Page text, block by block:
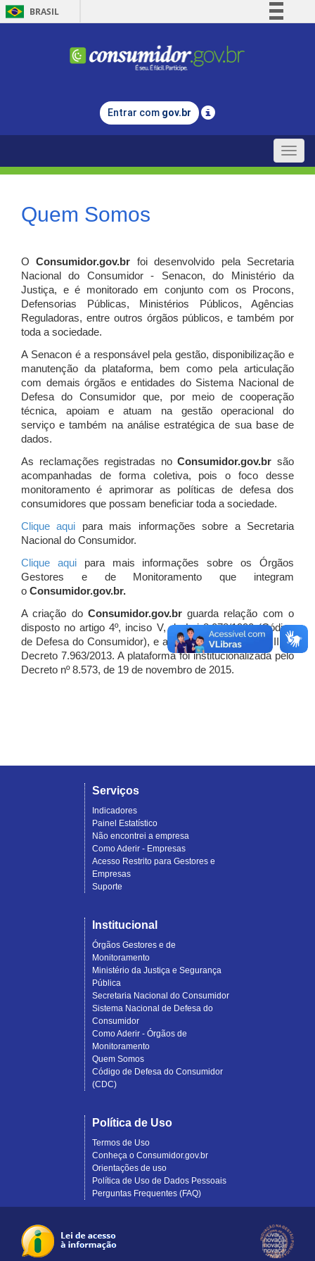
BRASIL
Comunica BR
Legislação
Entrar com gov.br
Toggle
Quem Somos
OConsumidor.gov.br
foi desenvolvido pela Secretaria
Nacional do Consumidor - Senacon, do Ministério da
Justiça, e é monitorado em conjunto com os Procons,
Defensorias Públicas, Ministérios Públicos, Agências
Reguladoras, entre outros órgãos públicos, e também por
toda a sociedade.
A Senacon é a responsável pela gestão, disponibilização e
manutenção da plataforma, bem como pela articulação
com demais órgãos e entidades do Sistema Nacional de
Defesa do Consumidor que, por meio de cooperação
técnica, apoiam e atuam na gestão operacional do
serviço e também na análise estratégica de sua base de
dados.
As reclamações registradas noConsumidor.gov.br são
acompanhadas de forma coletiva, pois o foco desse
monitoramento é aprimorar as políticas de defesa dos
consumidores que possam beneficiar toda a sociedade.
Clique aqui para mais informações sobre a Secretaria
Nacional do Consumidor.
Clique aquipara mais informações sobre os Órgãos
Gestores e de Monitoramento que integram
o Consumidor.gov.br.
A criação do Consumidor.gov.brguarda relação com o
disposto no artigo 4º, inciso V, da Lei 8.078/1990 (Código
de Defesa do Consumidor), e artigo 7º, incisos I, II e III do
Decreto 7.963/2013. A plataforma foi institucionalizada pelo
Decreto nº 8.573, de 19 de novembro de 2015.
Serviços
Indicadores
Painel Estatístico
Não encontrei a empresa
Como Aderir - Empresas
Acesso Restrito para Gestores e
Empresas
Suporte
Institucional
Órgãos Gestores e de
Monitoramento
Ministério da Justiça e Segurança
Pública
Secretaria Nacional do Consumidor
Sistema Nacional de Defesa do
Consumidor
Como Aderir - Órgãos de
Monitoramento
Quem Somos
Código de Defesa do Consumidor
(CDC)
Política de Uso
Termos de Uso
Conheça o Consumidor.gov.br
Orientações de uso
Política de Uso de Dados Pessoais
Perguntas Frequentes (FAQ)